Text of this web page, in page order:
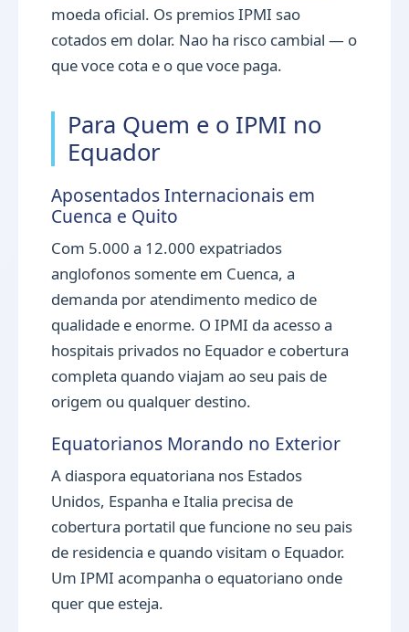
moeda oficial. Os premios IPMI sao
cotados em dolar. Nao ha risco cambial — o
que voce cota e o que voce paga.
Para Quem e o IPMI no
Equador
Aposentados Internacionais em
Cuenca e Quito
Com 5.000 a 12.000 expatriados
anglofonos somente em Cuenca, a
demanda por atendimento medico de
qualidade e enorme. O IPMI da acesso a
hospitais privados no Equador e cobertura
completa quando viajam ao seu pais de
origem ou qualquer destino.
Equatorianos Morando no Exterior
A diaspora equatoriana nos Estados
Unidos, Espanha e Italia precisa de
cobertura portatil que funcione no seu pais
de residencia e quando visitam o Equador.
Um IPMI acompanha o equatoriano onde
quer que esteja.